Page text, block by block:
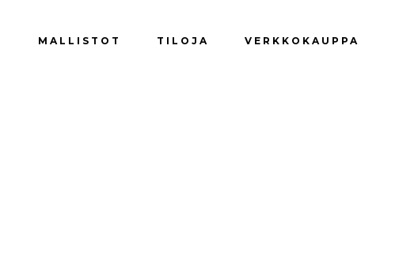
MALLISTOT TILOJA VERKKOKAUPPA